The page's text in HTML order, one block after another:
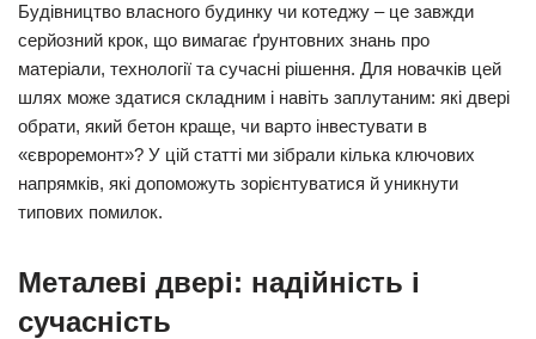
Будівництво власного будинку чи котеджу – це завжди
серйозний крок, що вимагає ґрунтовних знань про
матеріали, технології та сучасні рішення. Для новачків цей
шлях може здатися складним і навіть заплутаним: які двері
обрати, який бетон краще, чи варто інвестувати в
«євроремонт»? У цій статті ми зібрали кілька ключових
напрямків, які допоможуть зорієнтуватися й уникнути
типових помилок.
Металеві двері: надійність і
сучасність